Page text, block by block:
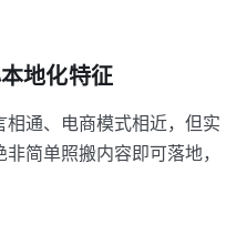
地化特征
通、电商模式相近，但实
简单照搬内容即可落地，